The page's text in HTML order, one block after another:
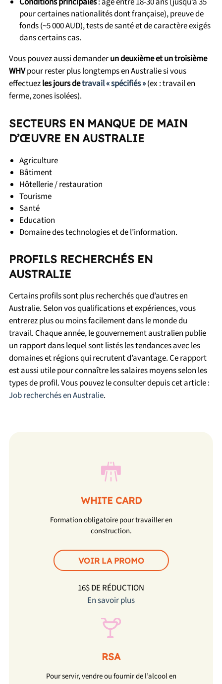
pour certaines nationalités dont française), preuve de
fonds (~5 000 AUD), tests de santé et de caractère exigés
dans certains cas.
Vous pouvez aussi demanderun deuxième et un troisième
WHVpour rester plus longtemps en Australie si vous
effectuezles jours detravail « spécifiés »(ex : travail en
ferme, zones isolées).
SECTEURS EN MANQUE DE MAIN
D’ŒUVRE EN AUSTRALIE
Agriculture
Bâtiment
Hôtellerie / restauration
Tourisme
Santé
Education
Domaine des technologies et de l’information.
PROFILS RECHERCHÉS EN
AUSTRALIE
Certains profils sont plus recherchés que d’autres en
Australie. Selon vos qualifications et expériences, vous
entrerez plus ou moins facilement dans le monde du
travail. Chaque année, le gouvernement australien publie
un rapport dans lequel sont listés les tendances avec les
domaines et régions qui recrutent d’avantage. Ce rapport
est aussi utile pour connaître les salaires moyens selon les
types de profil. Vous pouvez le consulter depuis cet article :
Job recherchés en Australie.
WHITE CARD
Formation obligatoire pour travailler en
construction.
VOIR LA PROMO
16$ DE RÉDUCTION
En savoir plus
RSA
Pour servir, vendre ou fournir de l’alcool en